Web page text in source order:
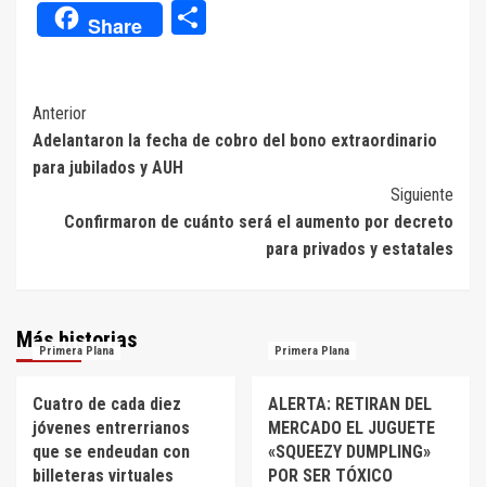
Share
Navegación
de
entradas
Anterior
Adelantaron la fecha de cobro del bono extraordinario
para jubilados y AUH
Siguiente
Confirmaron de cuánto será el aumento por decreto
para privados y estatales
Más historias
Primera Plana
Cuatro de cada diez
jóvenes entrerrianos
que se endeudan con
billeteras virtuales
Primera Plana
ALERTA: RETIRAN DEL
MERCADO EL JUGUETE
«SQUEEZY DUMPLING»
POR SER TÓXICO